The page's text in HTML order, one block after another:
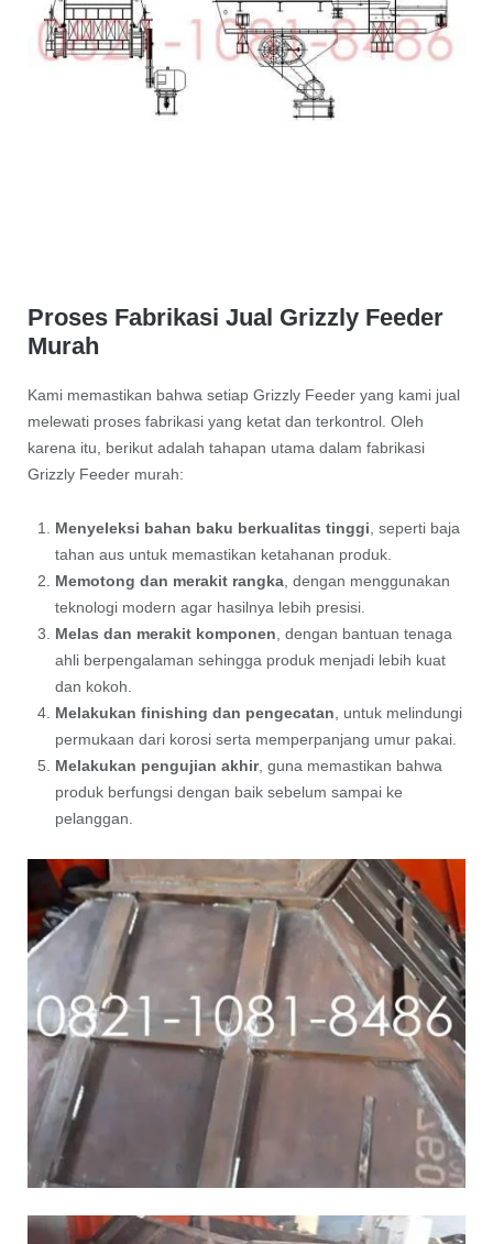
Proses Fabrikasi Jual Grizzly Feeder
Murah
Kami memastikan bahwa setiap Grizzly Feeder yang kami jual
melewati proses fabrikasi yang ketat dan terkontrol. Oleh
karena itu, berikut adalah tahapan utama dalam fabrikasi
Grizzly Feeder murah:
Menyeleksi bahan baku berkualitas tinggi, seperti baja
tahan aus untuk memastikan ketahanan produk.
Memotong dan merakit rangka, dengan menggunakan
teknologi modern agar hasilnya lebih presisi.
Melas dan merakit komponen, dengan bantuan tenaga
ahli berpengalaman sehingga produk menjadi lebih kuat
dan kokoh.
Melakukan finishing dan pengecatan, untuk melindungi
permukaan dari korosi serta memperpanjang umur pakai.
Melakukan pengujian akhir, guna memastikan bahwa
produk berfungsi dengan baik sebelum sampai ke
pelanggan.